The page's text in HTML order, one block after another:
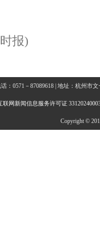
报)
：0571－87089618 | 地址：杭州市
联网新闻信息服务许可证
Copyright ©